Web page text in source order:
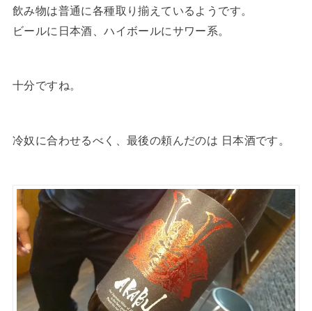
飲み物は普通に各種取り揃えているようです。
ビールに日本酒、ハイボールにサワー系。
十分ですね。
冷奴に合わせるべく、最後の頼んだのは 日本酒です。